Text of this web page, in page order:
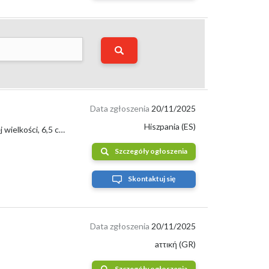
Kiwi to nie tylko pyszny, ale też bogaty w witaminę C
i sieci handlowej. Przykładowo:
20/11/2025
Data zgłoszenia
Organiczne zielone kiwi, bardzo słodkie, całkowicie wolne od pestycydów, średniej wielkości, 6,5 cm długości i 4,5 cm szerokości. Waga jedno... Hiszpania (ES)
Szczegóły ogłoszenia
Skontaktuj się
20/11/2025
Data zgłoszenia
aττική (GR)